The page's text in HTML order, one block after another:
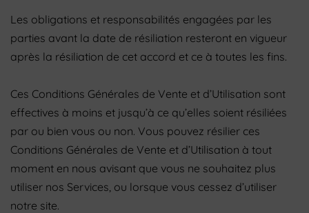
Les obligations et responsabilités engagées par les
parties avant la date de résiliation resteront en vigueur
après la résiliation de cet accord et ce à toutes les fins.
Ces Conditions Générales de Vente et d’Utilisation sont
effectives à moins et jusqu’à ce qu’elles soient résiliées
par ou bien vous ou non. Vous pouvez résilier ces
Conditions Générales de Vente et d’Utilisation à tout
moment en nous avisant que vous ne souhaitez plus
utiliser nos Services, ou lorsque vous cessez d’utiliser
notre site.